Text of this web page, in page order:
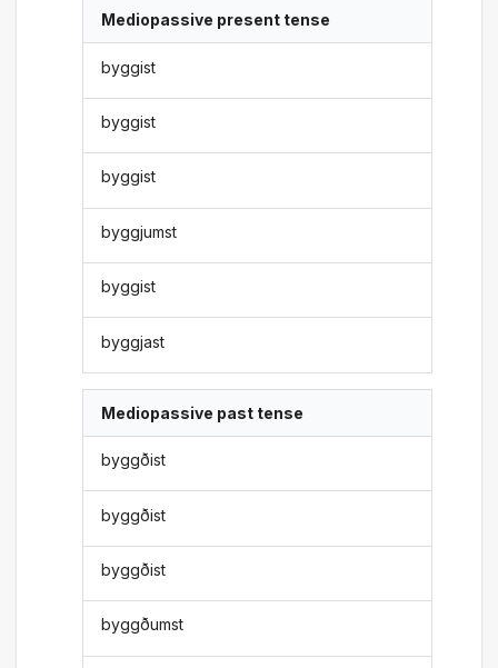
Mediopassive present tense
byggist
byggist
byggist
byggjumst
byggist
byggjast
Mediopassive past tense
byggðist
byggðist
byggðist
byggðumst